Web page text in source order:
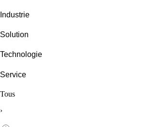
Industrie
Solution
Technologie
Service
Tous
›